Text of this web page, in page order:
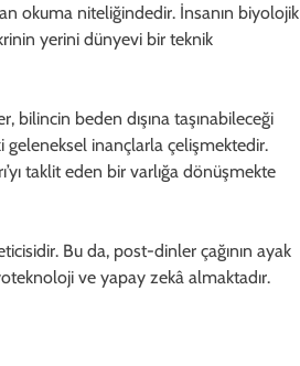
okuma niteliğindedir. İnsanın biyolojik
yerini dünyevi bir teknik
bilincin beden dışına taşınabileceği
inançlarla çelişmektedir.
taklit eden bir varlığa dönüşmekte
Bu da, post-dinler çağının ayak
ve yapay zekâ almaktadır.